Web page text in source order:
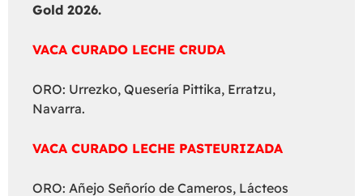
Gold 2026.
VACA CURADO LECHE CRUDA
ORO: Urrezko, Quesería Pittika, Erratzu,
Navarra.
VACA CURADO LECHE PASTEURIZADA
ORO: Añejo Señorío de Cameros, Lácteos